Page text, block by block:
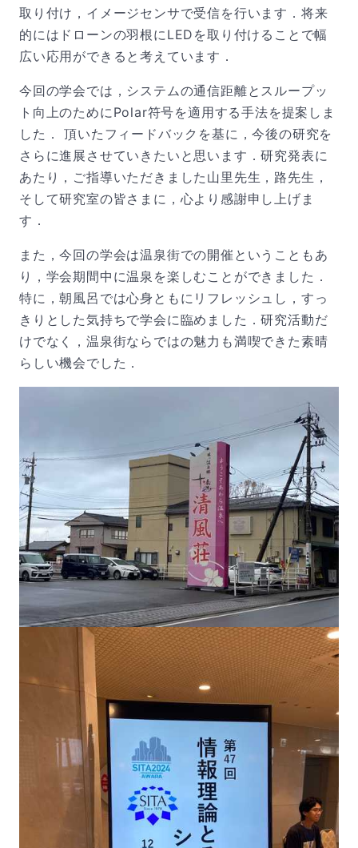
取り付け，イメージセンサで受信を行います．将来
的にはドローンの羽根にLEDを取り付けることで幅
広い応用ができると考えています．
今回の学会では，システムの通信距離とスループッ
ト向上のためにPolar符号を適用する手法を提案しま
した． 頂いたフィードバックを基に，今後の研究を
さらに進展させていきたいと思います．研究発表に
あたり，ご指導いただきました山里先生，路先生，
そして研究室の皆さまに，心より感謝申し上げま
す．
また，今回の学会は温泉街での開催ということもあ
り，学会期間中に温泉を楽しむことができました．
特に，朝風呂では心身ともにリフレッシュし，すっ
きりとした気持ちで学会に臨めました．研究活動だ
けでなく，温泉街ならではの魅力も満喫できた素晴
らしい機会でした．